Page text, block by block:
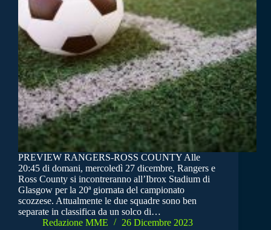
PREVIEW RANGERS-ROSS COUNTY Alle
20:45 di domani, mercoledì 27 dicembre, Rangers e
Ross County si incontreranno all’Ibrox Stadium di
Glasgow per la 20ª giornata del campionato
scozzese. Attualmente le due squadre sono ben
separate in classifica da un solco di…
Redazione MME
26 Dicembre 2023